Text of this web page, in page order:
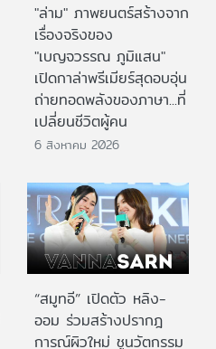
"ล่าม" ภาพยนตร์สร้างจาก
เรื่องจริงของ
"เบญจวรรณ ภูมิแสน"
เปิดกาล่าพรีเมียร์สุดอบอุ่น
ถ่ายทอดพลังของภาษา...ที่
เปลี่ยนชีวิตผู้คน
6 สิงหาคม 2026
“สมูทอี” เปิดตัว หลิง-
ออม ร่วมสร้างปรากฎ
การณ์ผิวใหม่ ชูนวัตกรรม